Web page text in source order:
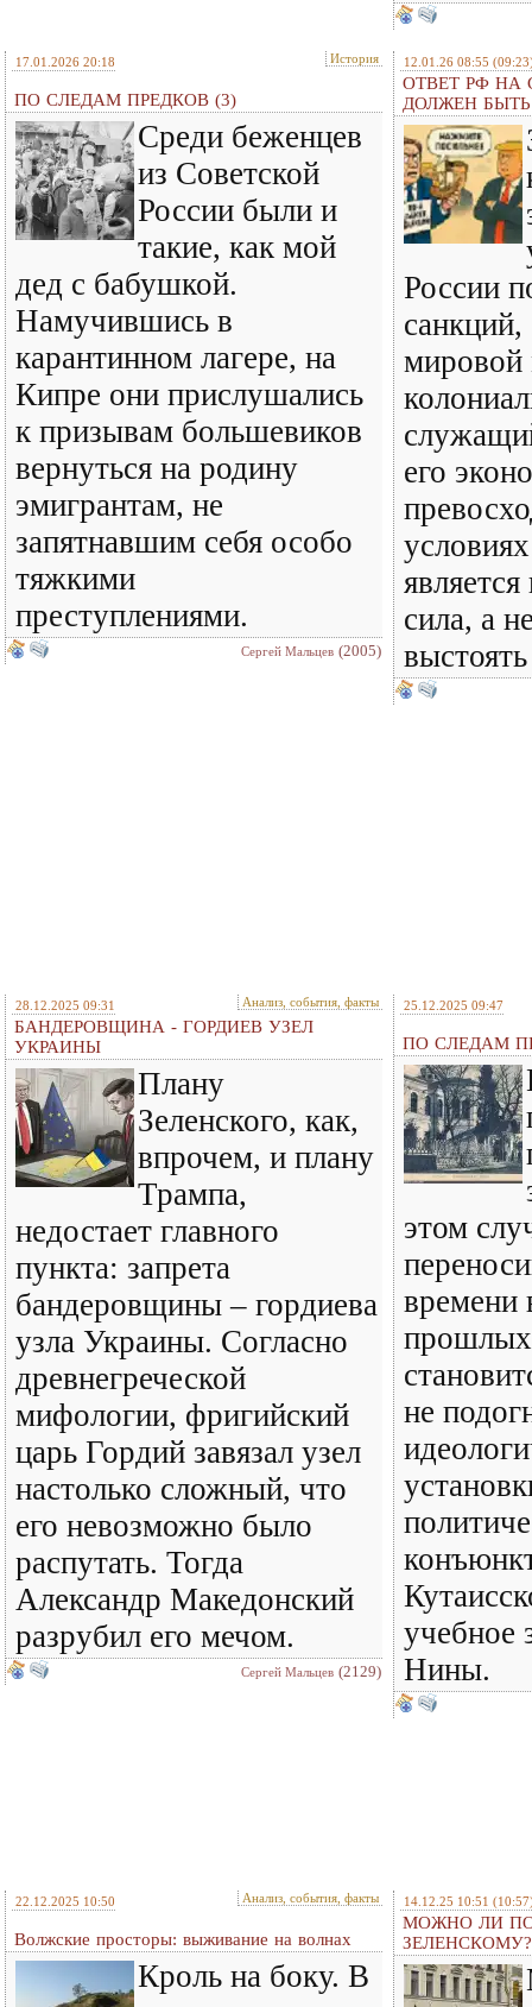
17.01.2026 20:18 История
ПО СЛЕДАМ ПРЕДКОВ (3)
Среди беженцев
из Советской
России были и
такие, как мой
дед с бабушкой.
Намучившись в
карантинном лагере, на
Кипре они прислушались
к призывам большевиков
вернуться на родину
эмигрантам, не
запятнавшим себя особо
тяжкими
преступлениями.
Сергей Мальцев (2005)
12.01.26 08:55
ОТВЕТ РФ НА
ДОЛЖЕН
России
санкций,
мировой
его
сила, а
28.12.2025 09:31 Анализ, события, факты
БАНДЕРОВЩИНА - ГОРДИЕВ УЗЕЛ
УКРАИНЫ
Плану
Зеленского, как,
впрочем, и плану
Трампа,
недостает главного
пункта: запрета
бандеровщины – гордиева
узла Украины. Согласно
древнегреческой
мифологии, фригийский
царь Гордий завязал узел
настолько сложный, что
его невозможно было
распутать. Тогда
Александр Македонский
разрубил его мечом.
Сергей Мальцев (2129)
25.12.2025 09:47
ПО СЛЕДАМ
этом
времени
не
учебное
Нины.
22.12.2025 10:50 Анализ, события, факты
Волжские просторы: выживание на волнах
Кроль на боку. В
14.12.25 10:51
МОЖНО ЛИ
ЗЕЛЕНСКОМУ?